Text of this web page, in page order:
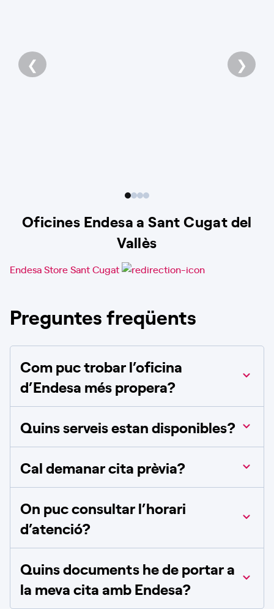
❮ ❯
Oficines Endesa a Sant Cugat del
Vallès
Endesa Store Sant Cugat
Preguntes freqüents
Com puc trobar l’oficina
d’Endesa més propera?
Quins serveis estan disponibles?
Cal demanar cita prèvia?
On puc consultar l’horari
d’atenció?
Quins documents he de portar a
la meva cita amb Endesa?